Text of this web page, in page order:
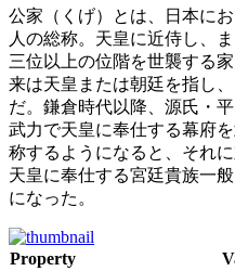
公家（くげ）とは、日本に
人の総称。天皇に近侍し、
三位以上の位階を世襲する
来は天皇または朝廷を指し
だ。鎌倉時代以降、源氏・
武力で天皇に奉仕する幕府
称するようになると、それ
天皇に奉仕する宮廷貴族一
になった。
Property